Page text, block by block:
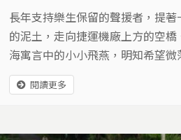
導試圖對抗集體遺忘。
長年支持樂生保留的聲援者，提
的泥土，走向捷運機廠上方的空
海寓言中的小小飛燕，明知希望微
努力填平新莊捷運機廠。2007年，
援者曾經高喊「捷運機廠和樂生可
達九年，究竟，如何落幕？
閱讀更多